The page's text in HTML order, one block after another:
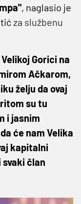
, naglasio je
za službenu
Gorici na
Ačkarom,
želju da ovaj
su tu
i jasnim
će nam Velika
kapitalni
član